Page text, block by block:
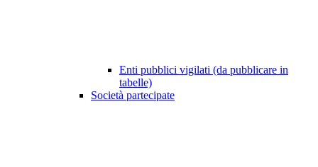
Enti pubblici vigilati (da pubblicare in
tabelle)
Società partecipate